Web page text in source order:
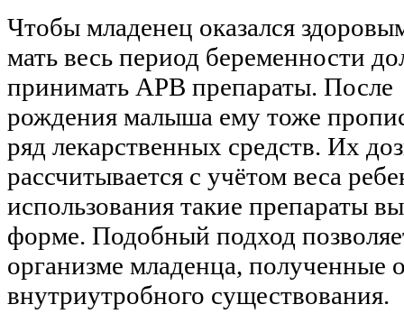
Чтобы младенец оказался
мать весь период беременности
принимать АРВ препараты. После
рождения малыша ему тоже
ряд лекарственных средств. Их
рассчитывается с учётом веса
использования такие препараты
форме. Подобный подход
организме младенца,
внутриутробного существования.